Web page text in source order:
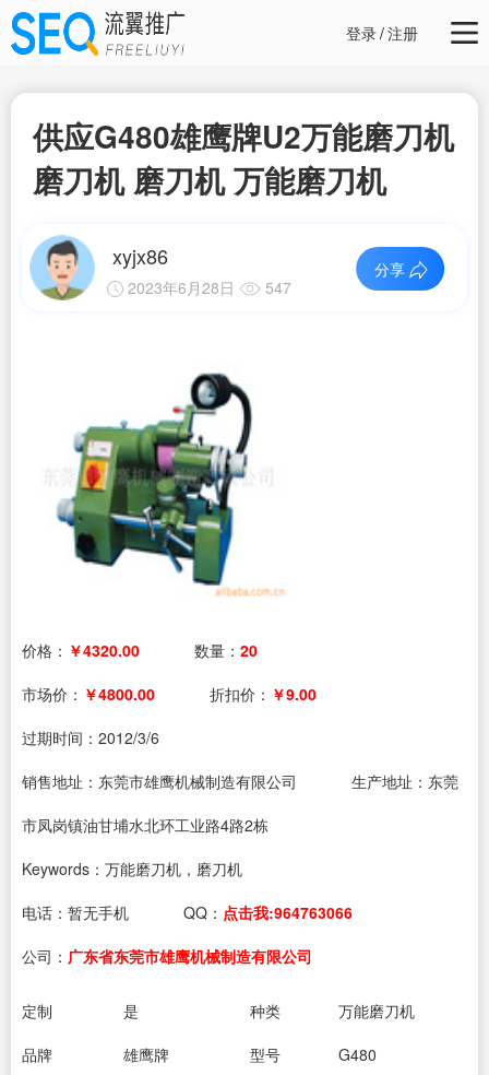
登录/注册
供应G480雄鹰牌U2万能磨刀机
磨刀机 磨刀机 万能磨刀机
xyjx86
2023年6月28日 547
分享
价格： ￥4320.00 数量： 20
市场价： ￥4800.00 折扣价： ￥9.00
过期时间： 2012/3/6
销售地址：东莞市雄鹰机械制造有限公司
生产地址：东莞
市凤岗镇油甘埔水北环工业路4路2栋
Keywords：万能磨刀机，磨刀机
电话： 暂无手机 QQ： 点击我:964763066
公司： 广东省东莞市雄鹰机械制造有限公司
定制 是 种类
万能磨刀机
品牌
雄鹰牌 型号
G480